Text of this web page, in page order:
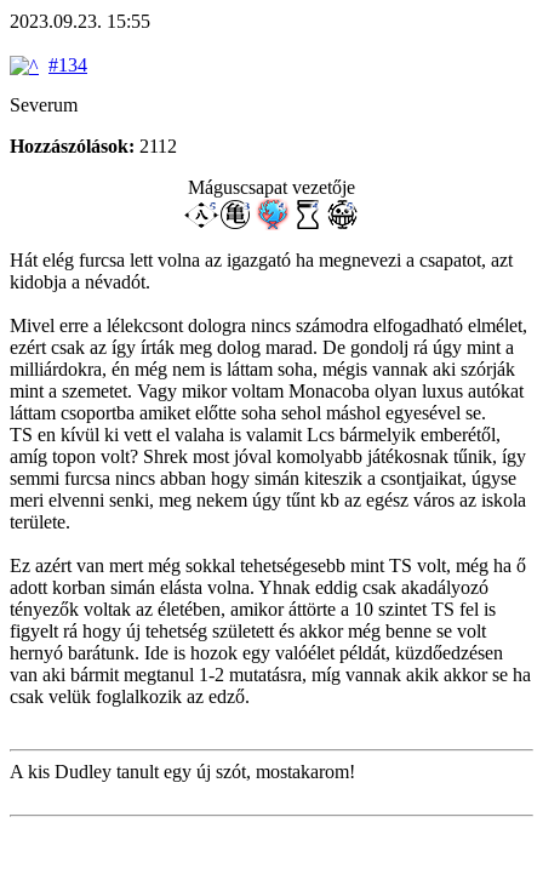
2023.09.23. 15:55
#134
Severum
Hozzászólások: 2112
Máguscsapat vezetője
Hát elég furcsa lett volna az igazgató ha megnevezi a csapatot, azt
kidobja a névadót.
Mivel erre a lélekcsont dologra nincs számodra elfogadható elmélet,
ezért csak az így írták meg dolog marad. De gondolj rá úgy mint a
milliárdokra, én még nem is láttam soha, mégis vannak aki szórják
mint a szemetet. Vagy mikor voltam Monacoba olyan luxus autókat
láttam csoportba amiket előtte soha sehol máshol egyesével se.
TS en kívül ki vett el valaha is valamit Lcs bármelyik emberétől,
amíg topon volt? Shrek most jóval komolyabb játékosnak tűnik, így
semmi furcsa nincs abban hogy simán kiteszik a csontjaikat, úgyse
meri elvenni senki, meg nekem úgy tűnt kb az egész város az iskola
területe.
Ez azért van mert még sokkal tehetségesebb mint TS volt, még ha ő
adott korban simán elásta volna. Yhnak eddig csak akadályozó
tényezők voltak az életében, amikor áttörte a 10 szintet TS fel is
figyelt rá hogy új tehetség született és akkor még benne se volt
hernyó barátunk. Ide is hozok egy valóélet példát, küzdőedzésen
van aki bármit megtanul 1-2 mutatásra, míg vannak akik akkor se ha
csak velük foglalkozik az edző.
A kis Dudley tanult egy új szót, mostakarom!